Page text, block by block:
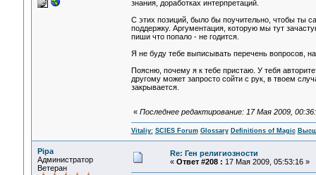
знания, доработках интерпретаций.
С этих позиций, было бы поучительно, чтобы ты
поддержку. Аргументация, которую мы тут
пиши что попало - не годится.
Я не буду тебе выписывать перечень вопросов,
Поясню, почему я к тебе пристаю. У тебя
другому может запросто сойти с рук, в твоем
закрывается.
« Последнее редактирование: 17 Мая 2009,
Vitaliy: SCIES Forum Glossary Definitions of Magic
Pipa
Администратор
Ветеран
Re: Ген религиозности
« Ответ #208 : 17 Мая 2009, 05:53:16 »